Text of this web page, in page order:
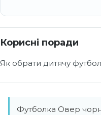
Корисні поради
Як обрати дитячу
Футболка Овер